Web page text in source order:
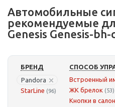
Автомобильные
рекомендуемые
Genesis Genesis-bh-
БРЕНД
Pandora
StarLine (96)
СПОСОБ
Встроенный
ЖК брелок (53)
Кнопки в